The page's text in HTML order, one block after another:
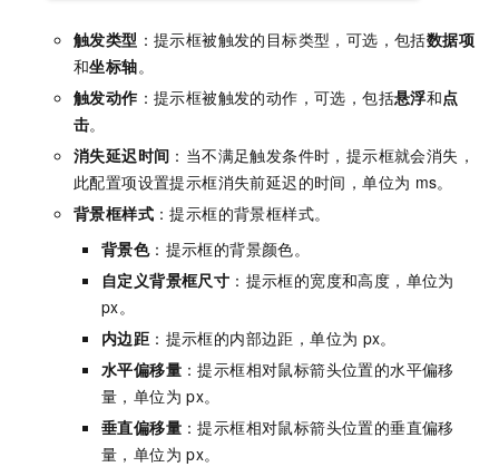
触发类型 ：提示框被触发的目标类型，可选，包括数据项
和坐标轴。
触发动作 ：提示框被触发的动作，可选，包括悬浮和点
击。
消失延迟时间 ：当不满足触发条件时，提示框就会消失，
此配置项设置提示框消失前延迟的时间，单位为 ms。
背景框样式 ：提示框的背景框样式。
背景色：提示框的背景颜色。
自定义背景框尺寸 ：提示框的宽度和高度，单位为
px。
内边距 ：提示框的内部边距，单位为 px。
水平偏移量 ：提示框相对鼠标箭头位置的水平偏移
量，单位为 px。
垂直偏移量 ：提示框相对鼠标箭头位置的垂直偏移
量，单位为 px。